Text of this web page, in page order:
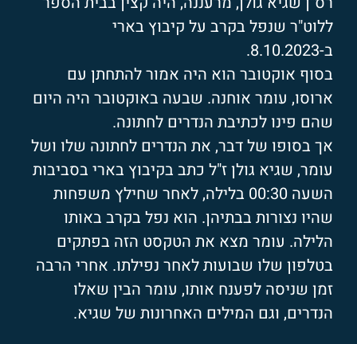
ללוט"ר שנפל בקרב על קיבוץ בארי
ב-8.10.2023.
בסוף אוקטובר הוא היה אמור להתחתן עם
ארוסו, עומר אוחנה. שבעה באוקטובר היה היום
שהם פינו לכתיבת הנדרים לחתונה.
אך בסופו של דבר, את הנדרים לחתונה שלו ושל
עומר, שגיא גולן ז"ל כתב בקיבוץ בארי בסביבות
השעה 00:30 בלילה, לאחר שחילץ משפחות
שהיו נצורות בבתיהן. הוא נפל בקרב באותו
הלילה. עומר מצא את הטקסט הזה בפתקים
בטלפון שלו שבועות לאחר נפילתו. אחרי הרבה
זמן שניסה לפענח אותו, עומר הבין שאלו
הנדרים, וגם המילים האחרונות של שגיא.